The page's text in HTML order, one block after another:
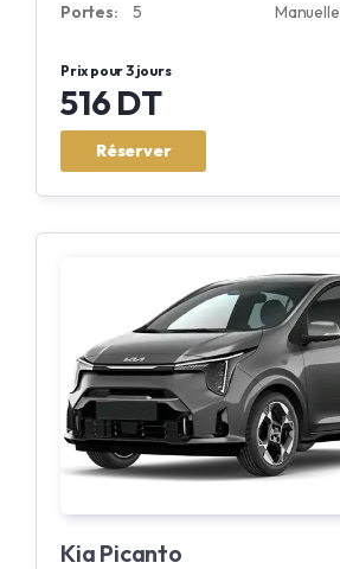
Portes:
5
Manuelle
Prix pour 3 jours
516 DT
Réserver
Kia Picanto